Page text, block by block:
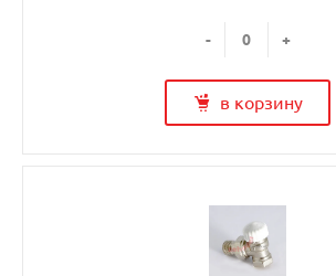
- +
в корзину